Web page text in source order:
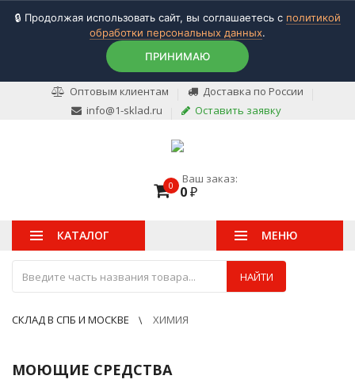
🔒 Продолжая использовать сайт, вы соглашаетесь с политикой
обработки персональных данных.
ПРИНИМАЮ
Оптовым клиентам
Доставка по России
info@1-sklad.ru
Оставить заявку
0 Ваш заказ:
0₽
КАТАЛОГ
НАЙТИ
МЕНЮ
СКЛАД В СПБ И МОСКВЕ ХИМИЯ
МОЮЩИЕ СРЕДСТВА